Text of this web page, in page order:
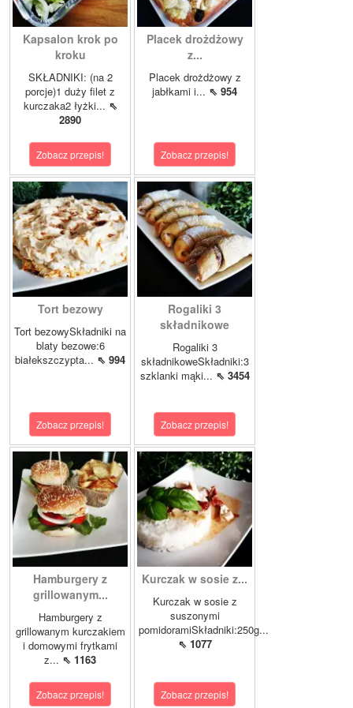
Kapsalon krok po
kroku
SKŁADNIKI: (na 2
porcje)1 duży filet z
kurczaka2 łyżki... ⇖
2890
Zobacz przepis!
Placek drożdżowy
z...
Placek drożdżowy z
jabłkami i... ⇖ 954
Zobacz przepis!
Tort bezowy
Tort bezowySkładniki na
blaty bezowe:6
białekszczypta... ⇖ 994
Zobacz przepis!
Rogaliki 3
składnikowe
Rogaliki 3
składnikoweSkładniki:3
szklanki mąki... ⇖ 3454
Zobacz przepis!
Hamburgery z
grillowanym...
Hamburgery z
grillowanym kurczakiem
i domowymi frytkami
z... ⇖ 1163
Zobacz przepis!
Kurczak w sosie z...
Kurczak w sosie z
suszonymi
pomidoramiSkładniki:250g...
⇖ 1077
Zobacz przepis!